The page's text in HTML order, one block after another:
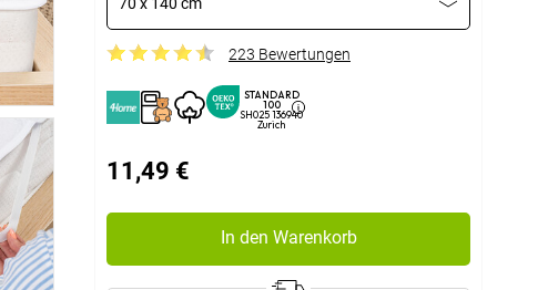
223 Bewertungen
STANDARD
100
SH025 136940
Zurich
11,49 €
In den Warenkorb